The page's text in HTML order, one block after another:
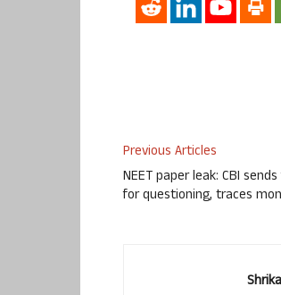
Previous Articles
NEET paper leak: CBI
for questioning, traces